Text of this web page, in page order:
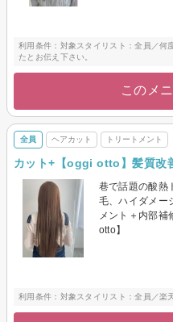
利用条件：対象スタイリスト：全員／何
たとお伝え下さい。
このメ
全員 ヘアカット トリートメント
カット+【oggi otto】髪質改
巷で話題の酸熱
毛、ハイダメー
メント＋内部
otto】
利用条件：対象スタイリスト：全員／楽